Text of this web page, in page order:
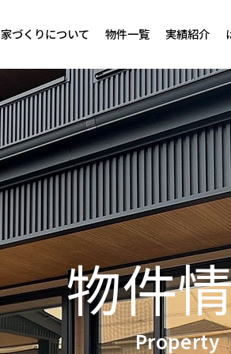
家づくりについて 物件一覧 実績紹介
物件
Property